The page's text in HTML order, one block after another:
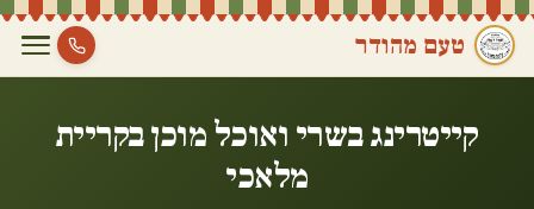
טעם מהודר
קייטרינג בשרי ואוכל מוכן בקריית
מלאכי